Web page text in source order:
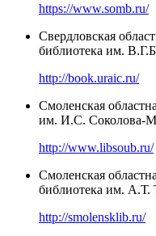
https://www.somb.ru/
Свердловская
библиотека им.
http://book.uraic.ru/
Смоленская
им. И.С. Соколова-
http://www.libsoub.ru/
Смоленская
библиотека им. А.Т.
http://smolensklib.ru/